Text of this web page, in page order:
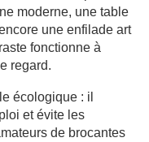
moderne, une table
une enfilade art
fonctionne à
regard.
écologique : il
et évite les
de brocantes